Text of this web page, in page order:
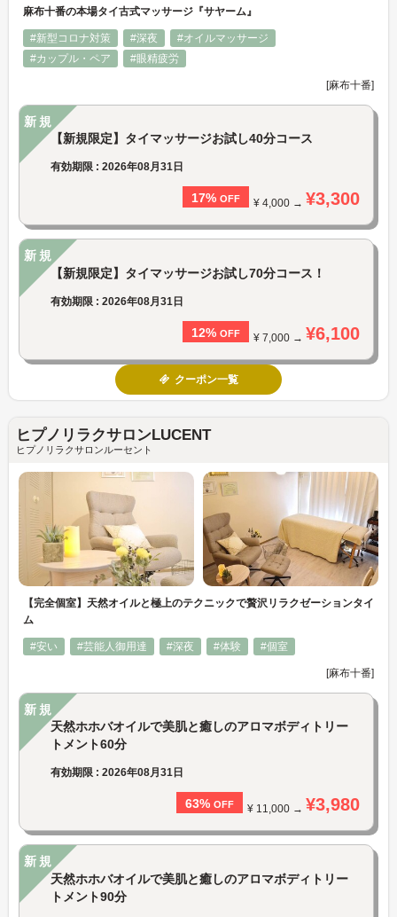
麻布十番の本場タイ古式マッサージ『サヤーム』
#新型コロナ対策 #深夜
#オイルマッサージ
#カップル・ペア
#眼精疲労
[麻布十番]
新規
【新規限定】タイマッサージお試し40分コース
有効期限 : 2026年08月31日
17% OFF ¥ 4,000 → ¥3,300
新規
【新規限定】タイマッサージお試し70分コース！
有効期限 : 2026年08月31日
12% OFF ¥ 7,000 → ¥6,100
クーポン一覧
ヒプノリラクサロンLUCENT
ヒプノリラクサロンルーセント
【完全個室】天然オイルと極上のテクニックで贅沢リラクゼーションタイ
ム
#安い #芸能人御用達 #深夜 #体験 #個室
[麻布十番]
新規
天然ホホバオイルで美肌と癒しのアロマボディトリー
トメント60分
有効期限 : 2026年08月31日
63% OFF ¥ 11,000 → ¥3,980
新規
天然ホホバオイルで美肌と癒しのアロマボディトリー
トメント90分